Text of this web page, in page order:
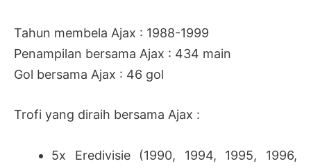
Tahun membela Ajax : 1988-1999
Penampilan bersama Ajax : 434 main
Gol bersama Ajax : 46 gol
Trofi yang diraih bersama Ajax :
5x Eredivisie (1990, 1994, 1995, 1996,